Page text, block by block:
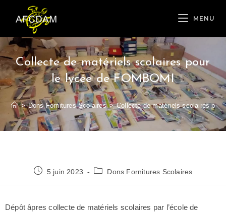
MENU
Collecte de matériels scolaires pour
le lycée de FOMBOMI
> Dons Fornitures Scolaires > Collecte de matériels scolaires
5 juin 2023 Dons Fornitures Scolaires
Dépôt âpres collecte de matériels scolaires par l’école de